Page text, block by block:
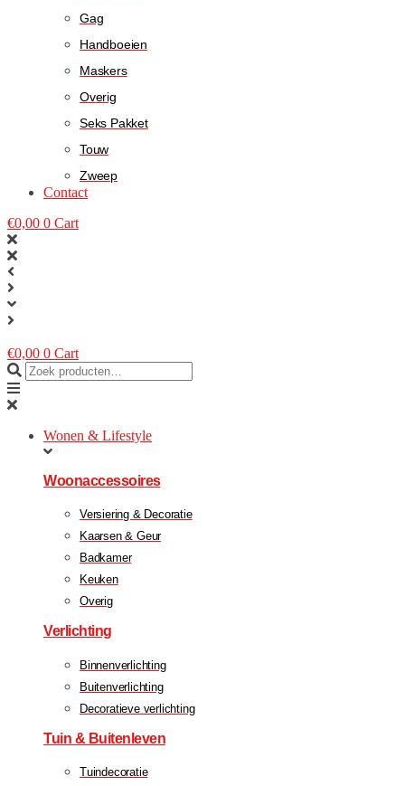
Gag
Handboeien
Maskers
Overig
Seks Pakket
Touw
Zweep
Contact
€0,00 0 Cart
€0,00 0 Cart
Wonen & Lifestyle
Woonaccessoires
Versiering & Decoratie
Kaarsen & Geur
Badkamer
Keuken
Overig
Verlichting
Binnenverlichting
Buitenverlichting
Decoratieve verlichting
Tuin & Buitenleven
Tuindecoratie